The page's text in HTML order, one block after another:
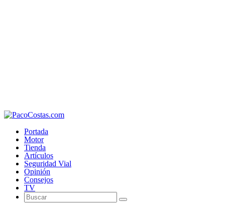
Portada
Motor
Tienda
Artículos
Seguridad Vial
Opinión
Consejos
TV